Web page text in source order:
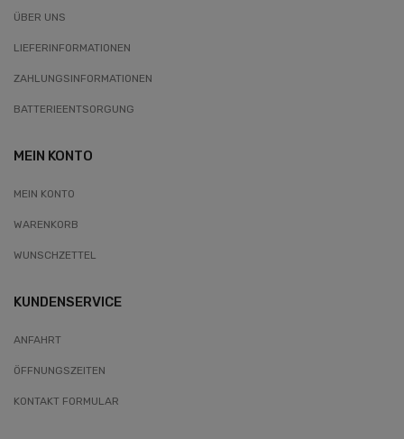
ÜBER UNS
LIEFERINFORMATIONEN
ZAHLUNGSINFORMATIONEN
BATTERIEENTSORGUNG
MEIN KONTO
MEIN KONTO
WARENKORB
WUNSCHZETTEL
KUNDENSERVICE
ANFAHRT
ÖFFNUNGSZEITEN
KONTAKT FORMULAR